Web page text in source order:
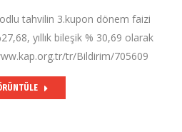
tahvilin 3.kupon dönem faizi
yıllık bileşik % 30,69 olarak
tr/Bildirim/705609